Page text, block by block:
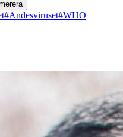
#Andesviruset#WHO